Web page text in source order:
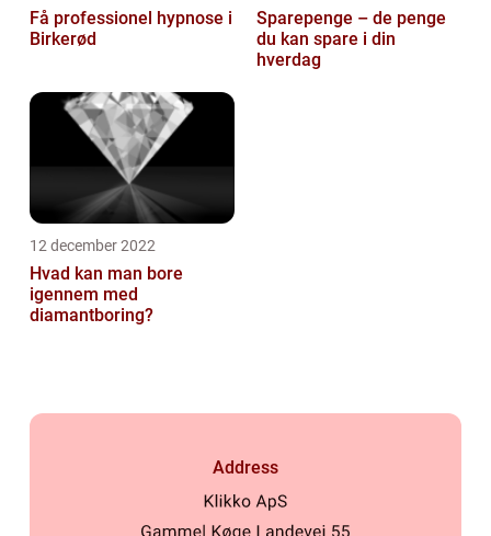
Få professionel hypnose i
Birkerød
Sparepenge – de penge
du kan spare i din
hverdag
12 december 2022
Hvad kan man bore
igennem med
diamantboring?
Address